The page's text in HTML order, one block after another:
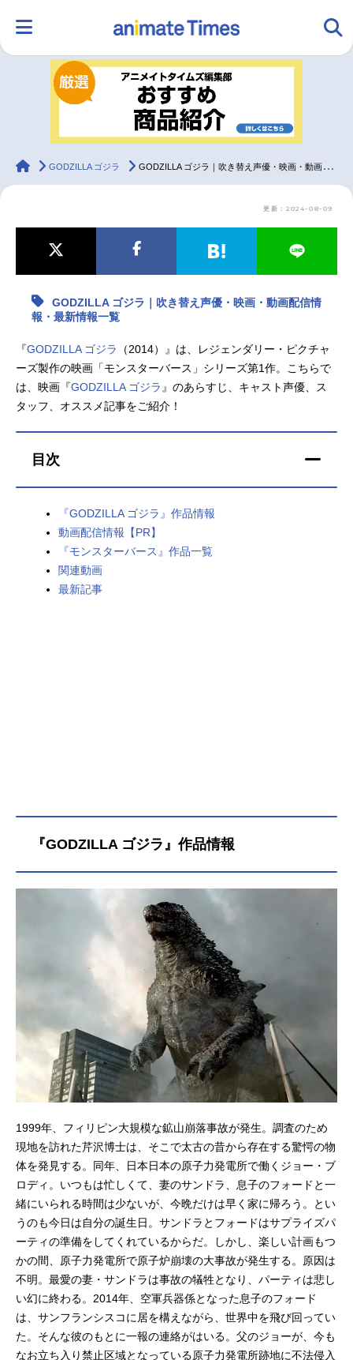
ランキング アニメ
ラジオ みんなの声
最新記事一覧
アニメ記事一覧 声優記事一覧
アニメ映画一覧 実写化映画一覧
今期アニメ曜日別一覧
男性声優/女性声優一覧
FOLLOW US
animateTimes
GODZILLA ゴジラ GODZILLA ゴジラ｜吹き替え声優・映画・動画配信情報・最新情報一覧
更新：2024-08-09
GODZILLA ゴジラ｜吹き替え声優・映画・動画配信情
報・最新情報一覧
『GODZILLA ゴジラ
（2014）』は、レジェンダリー・ピクチャ
ーズ製作の映画「モンスターバース」シリーズ第1作。こちらで
は、映画『GODZILLA ゴジラ 』のあらすじ、キャスト声優、ス
タッフ、オススメ記事をご紹介！
目次
『GODZILLA ゴジラ』作品情報
動画配信情報【PR】
『モンスターバース』作品一覧
関連動画
最新記事
『GODZILLA ゴジラ』作品情報
1999年、フィリピン大規模な鉱山崩落事故が発生。調査のため
現地を訪れた芹沢博士は、そこで太古の昔から存在する驚愕の物
体を発見する。同年、日本日本の原子力発電所で働くジョー・ブ
ロディ。いつもは忙しくて、妻のサンドラ、息子のフォードと一
緒にいられる時間は少ないが、今晩だけは早く家に帰ろう。とい
うのも今日は自分の誕生日。サンドラとフォードはサプライズパ
ーティの準備をしてくれているからだ。しかし、楽しい計画もつ
かの間、原子力発電所で原子炉崩壊の大事故が発生する。原因は
不明。最愛の妻・サンドラは事故の犠牲となり、パーティは悲し
い幻に終わる。2014年、空軍兵器係となった息子のフォード
は、サンフランシスコに居を構えながら、世界中を飛び回ってい
た。そんな彼のもとに一報の連絡がはいる。父のジョーが、今も
なお立ち入り禁止区域となっている原子力発電所跡地に不法侵入